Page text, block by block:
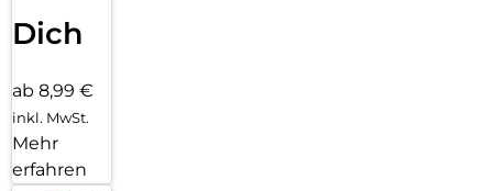
Dich
ab 8,99 €
inkl. MwSt.
Mehr
erfahren